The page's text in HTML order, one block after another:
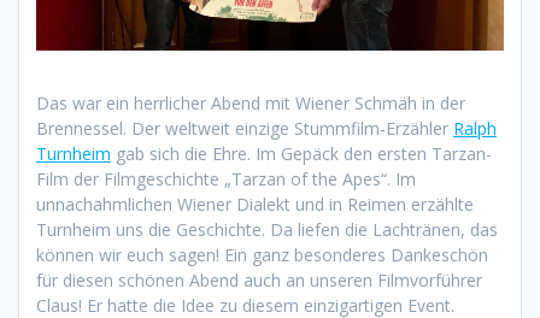
Das war ein herrlicher Abend mit Wiener Schmäh in der
Brennessel. Der weltweit einzige Stummfilm-Erzähler Ralph
Turnheim gab sich die Ehre. Im Gepäck den ersten Tarzan-
Film der Filmgeschichte „Tarzan of the Apes“. Im
unnachahmlichen Wiener Dialekt und in Reimen erzählte
Turnheim uns die Geschichte. Da liefen die Lachtränen, das
können wir euch sagen! Ein ganz besonderes Dankeschön
für diesen schönen Abend auch an unseren Filmvorführer
Claus! Er hatte die Idee zu diesem einzigartigen Event.